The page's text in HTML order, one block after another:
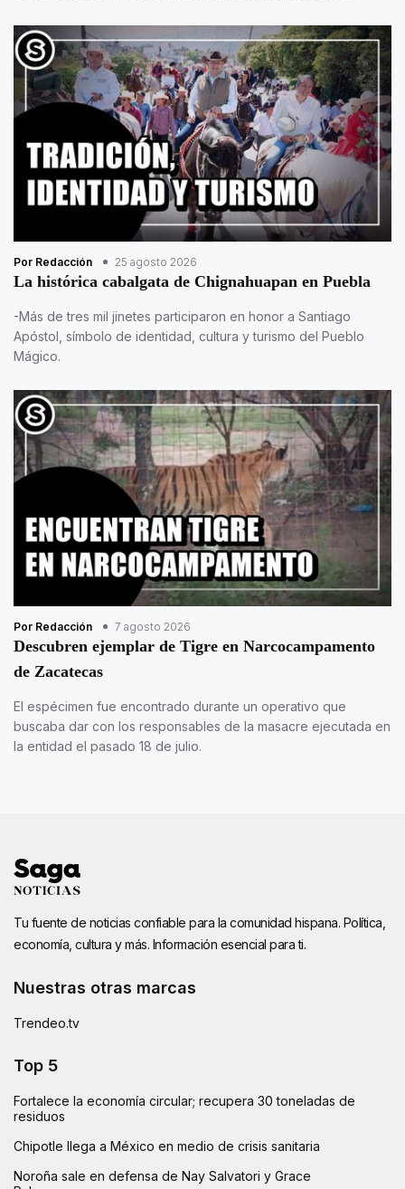
Por Redacción 25 agosto 2026
La histórica cabalgata de Chignahuapan en Puebla
-Más de tres mil jinetes participaron en honor a Santiago
Apóstol, símbolo de identidad, cultura y turismo del Pueblo
Mágico.
Por Redacción 7 agosto 2026
Descubren ejemplar de Tigre en Narcocampamento
de Zacatecas
El espécimen fue encontrado durante un operativo que
buscaba dar con los responsables de la masacre ejecutada en
la entidad el pasado 18 de julio.
Tu fuente de noticias confiable para la comunidad hispana. Política,
economía, cultura y más. Información esencial para ti.
Nuestras otras marcas
Trendeo.tv
Top 5
Fortalece la economía circular; recupera 30 toneladas de
residuos
Chipotle llega a México en medio de crisis sanitaria
Noroña sale en defensa de Nay Salvatori y Grace